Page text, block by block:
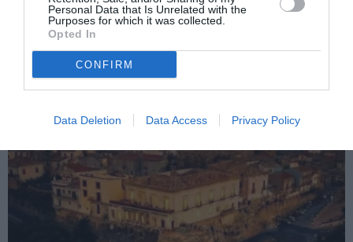
Personal Data that Is Unrelated with the
Purposes for which it was collected.
Opted In
CONFIRM
Data Deletion Data Access Privacy Policy
viol, româncă denunțată
AȚI PUTEA DORI DE
ASEMENEA